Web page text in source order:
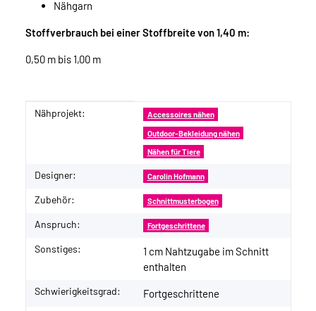
Nähgarn
Stoffverbrauch bei einer Stoffbreite von 1,40 m:
0,50 m bis 1,00 m
Produkteigenschaft
Wert
Nähprojekt: Accessoires nähen
Outdoor-Bekleidung nähen
Nähen für Tiere
Designer: Carolin Hofmann
Zubehör: Schnittmusterbogen
Anspruch: Fortgeschrittene
Sonstiges:
1 cm Nahtzugabe im Schnitt
enthalten
Schwierigkeitsgrad: Fortgeschrittene